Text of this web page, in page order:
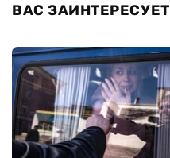
ВАС ЗАИНТЕРЕСУЕТ